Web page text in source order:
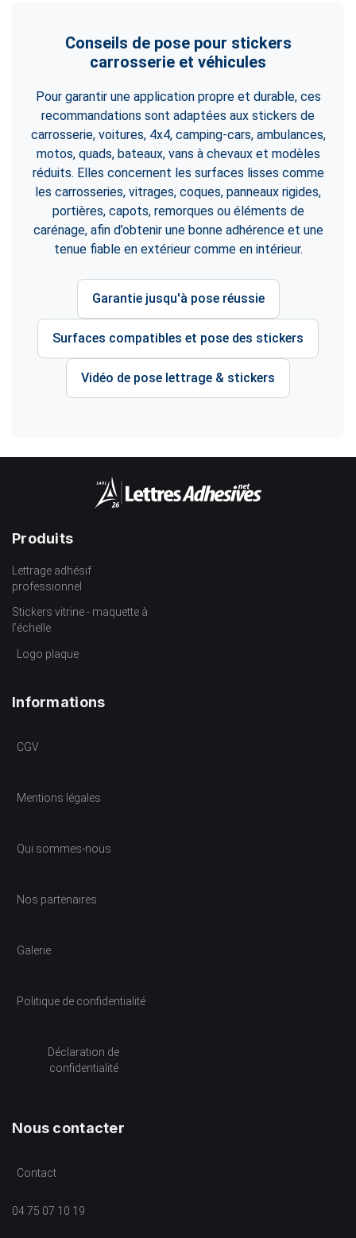
Conseils de pose pour stickers
carrosserie et véhicules
Pour garantir une application propre et durable, ces
recommandations sont adaptées aux stickers de
carrosserie, voitures, 4x4, camping-cars, ambulances,
motos, quads, bateaux, vans à chevaux et modèles
réduits. Elles concernent les surfaces lisses comme
les carrosseries, vitrages, coques, panneaux rigides,
portières, capots, remorques ou éléments de
carénage, afin d’obtenir une bonne adhérence et une
tenue fiable en extérieur comme en intérieur.
Garantie jusqu'à pose réussie
Surfaces compatibles et pose des stickers
Vidéo de pose lettrage & stickers
Produits
Lettrage adhésif
professionnel
Stickers vitrine - maquette à
l’échelle
Logo plaque
Informations
CGV
Mentions légales
Qui sommes-nous
Nos partenaires
Galerie
Politique de confidentialité
Déclaration de
confidentialité
Nous contacter
Contact
04 75 07 10 19